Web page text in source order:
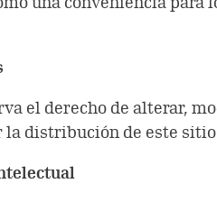
el derecho de alterar,
distribución de este